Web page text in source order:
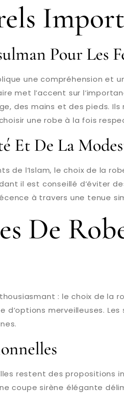
Pour Les
une compréhension
met l’accent sur
des mains et des pieds.
une robe à la fois
Et De La
de l’Islam, le choix de la
il est conseillé d’éviter
à travers une tenue
De
: le choix de la
d’options merveilleuses.
restent des propositions
coupe sirène élégante